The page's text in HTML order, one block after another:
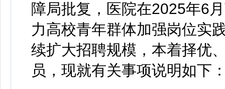
障局批复，医院在2025年6
力高校青年群体加强岗位实
续扩大招聘规模，本着择优
员，现就有关事项说明如下